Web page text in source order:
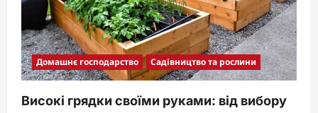
Домашнє господарство Садівництво та рослини
Високі грядки своїми руками: від вибору